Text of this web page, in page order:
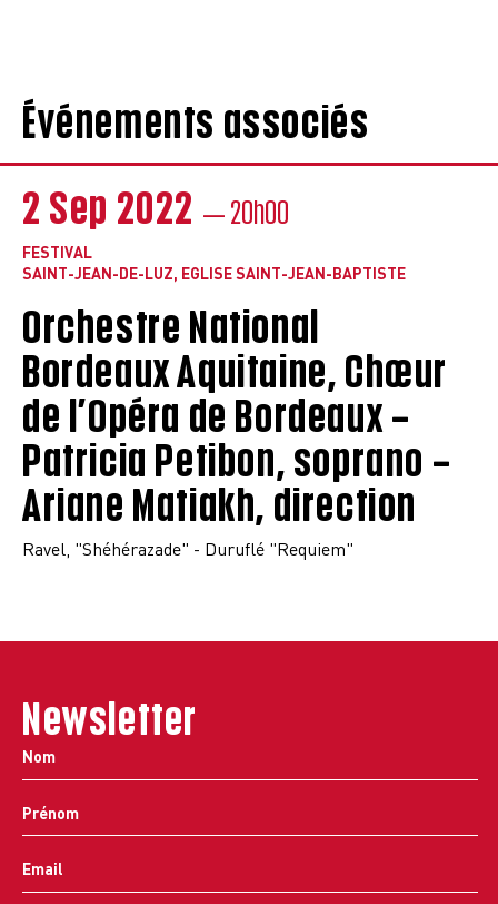
Événements associés
2 Sep 2022 — 20h00
FESTIVAL
SAINT-JEAN-DE-LUZ, EGLISE SAINT-JEAN-BAPTISTE
Orchestre National
Bordeaux Aquitaine, Chœur
de l’Opéra de Bordeaux –
Patricia Petibon, soprano –
Ariane Matiakh, direction
Ravel, "Shéhérazade" - Duruflé "Requiem"
Newsletter